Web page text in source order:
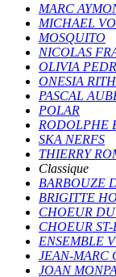
MARC
MICHAEL
MOSQUITO
NICOLAS
OLIVIA
ONESIA
PASCAL
POLAR
RODOLPHE
SKA NERFS
THIERRY
Classique
BARBOUZE
BRIGITTE
CHOEUR
CHOEUR
ENSEMBLE
JEAN-MARC
JOAN